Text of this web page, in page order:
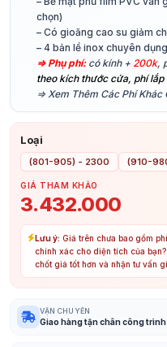
chọn)
– Có gioăng cao su giảm
– 4 bản lề inox chuyên dụng
⇒ Phụ phí:có kính + 200k,
theo kích thước cửa, phí lắp
⇒ Xem Thêm Các Phí Khác
Loại
(801-905) - 2300 (910-
GIÁ THAM KHẢO
3.432.000
Lưu ý: Giá trên chưa bao gồm
chính xác cho diện tích của
chốt giá tốt hơn và nhận tư vấn
VẬN CHUYỂN
Giao hàng tận chân công trình